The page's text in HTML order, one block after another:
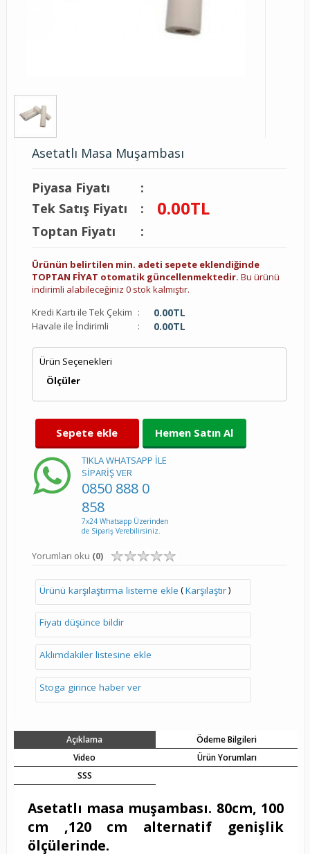
Asetatlı Masa Muşambası
Piyasa Fiyatı
:
Tek Satış Fiyatı
: 0.00TL
Toptan Fiyatı :
Ürünün belirtilen min. adeti sepete eklendiğinde
TOPTAN FİYAT otomatik güncellenmektedir. Bu ürünü
indirimli alabileceğiniz 0 stok kalmıştır.
Kredi Kartı ile Tek Çekim : 0.00TL
Havale ile İndirimli : 0.00TL
Ürün Seçenekleri
Ölçüler
Sepete ekle Hemen Satın Al
TIKLA WHATSAPP İLE
SİPARİŞ VER
0850 888 0
858
7x24 Whatsapp Üzerinden
de Sipariş Verebilirsiniz.
Yorumları oku (0)
Ürünü karşılaştırma listeme ekle (Karşılaştır)
Fiyatı düşünce bildir
Aklımdakiler listesine ekle
Stoga girince haber ver
Açıklama
Ödeme Bilgileri
Video
Ürün Yorumları
SSS
Asetatlı masa muşambası. 80cm, 100
cm ,120 cm alternatif genişlik
ölçülerinde.